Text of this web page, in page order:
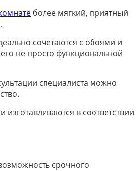
более мягкий, приятный
сочетаются с обоями и
не просто функциональной
специалиста можно
в соответствии
срочного